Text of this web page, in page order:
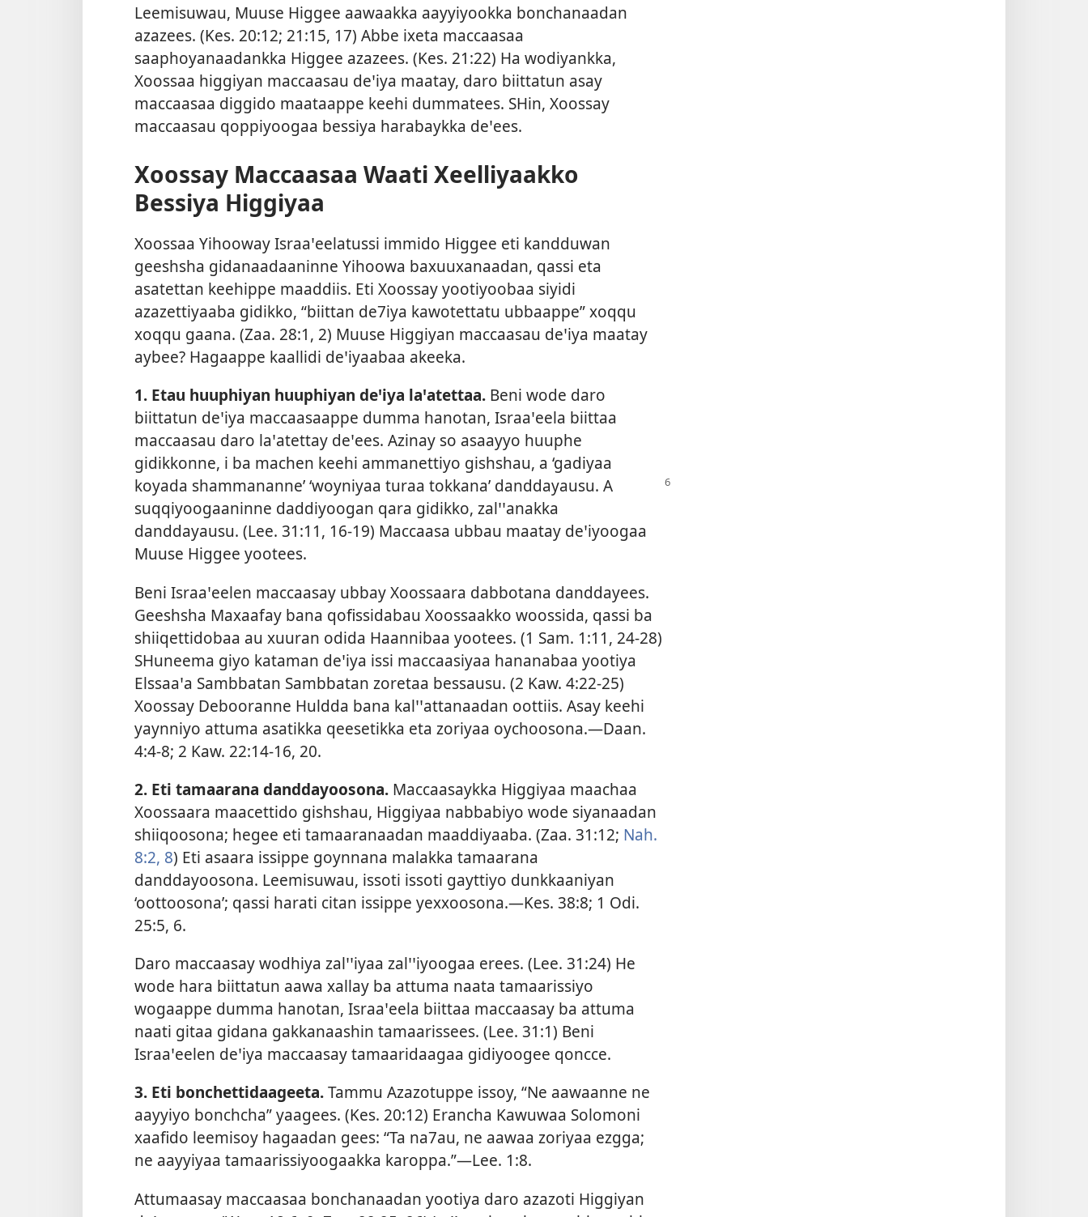
Leemisuwau, Muuse Higgee aawaakka aayyiyookka bonchanaadan
azazees. (Kes. 20:12; 21:15, 17) Abbe ixeta maccaasaa
saaphoyanaadankka Higgee azazees. (Kes. 21:22) Ha wodiyankka,
Xoossaa higgiyan maccaasau deꞌiya maatay, daro biittatun asay
maccaasaa diggido maataappe keehi dummatees. SHin, Xoossay
maccaasau qoppiyoogaa bessiya harabaykka deꞌees.
Xoossay Maccaasaa Waati Xeelliyaakko
Bessiya Higgiyaa
Xoossaa Yihooway Israaꞌeelatussi immido Higgee eti kandduwan
geeshsha gidanaadaaninne Yihoowa baxuuxanaadan, qassi eta
asatettan keehippe maaddiis. Eti Xoossay yootiyoobaa siyidi
azazettiyaaba gidikko, “biittan de7iya kawotettatu ubbaappe” xoqqu
xoqqu gaana. (Zaa. 28:1, 2) Muuse Higgiyan maccaasau deꞌiya maatay
aybee? Hagaappe kaallidi deꞌiyaabaa akeeka.
1. Etau huuphiyan huuphiyan deꞌiya laꞌatettaa. Beni wode daro
biittatun deꞌiya maccaasaappe dumma hanotan, Israaꞌeela biittaa
maccaasau daro laꞌatettay deꞌees. Azinay so asaayyo huuphe
gidikkonne, i ba machen keehi ammanettiyo gishshau, a ‘gadiyaa
koyada shammananne’ ‘woyniyaa turaa tokkana’ danddayausu. A
suqqiyoogaaninne daddiyoogan qara gidikko, zalꞌꞌanakka
danddayausu. (Lee. 31:11, 16-19) Maccaasa ubbau maatay deꞌiyoogaa
Muuse Higgee yootees.
Beni Israaꞌeelen maccaasay ubbay Xoossaara dabbotana danddayees.
Geeshsha Maxaafay bana qofissidabau Xoossaakko woossida, qassi ba
shiiqettidobaa au xuuran odida Haannibaa yootees. (1 Sam. 1:11, 24-28)
SHuneema giyo kataman deꞌiya issi maccaasiyaa hananabaa yootiya
Elssaaꞌa Sambbatan Sambbatan zoretaa bessausu. (2 Kaw. 4:22-25)
Xoossay Debooranne Huldda bana kalꞌꞌattanaadan oottiis. Asay keehi
yaynniyo attuma asatikka qeesetikka eta zoriyaa oychoosona.—Daan.
4:4-8; 2 Kaw. 22:14-16, 20.
2. Eti tamaarana danddayoosona. Maccaasaykka Higgiyaa maachaa
Xoossaara maacettido gishshau, Higgiyaa nabbabiyo wode siyanaadan
shiiqoosona; hegee eti tamaaranaadan maaddiyaaba. (Zaa. 31:12; Nah.
8:2, 8) Eti asaara issippe goynnana malakka tamaarana
danddayoosona. Leemisuwau, issoti issoti gayttiyo dunkkaaniyan
‘oottoosona’; qassi harati citan issippe yexxoosona.—Kes. 38:8; 1 Odi.
25:5, 6.
Daro maccaasay wodhiya zalꞌꞌiyaa zalꞌꞌiyoogaa erees. (Lee. 31:24) He
wode hara biittatun aawa xallay ba attuma naata tamaarissiyo
wogaappe dumma hanotan, Israaꞌeela biittaa maccaasay ba attuma
naati gitaa gidana gakkanaashin tamaarissees. (Lee. 31:1) Beni
Israaꞌeelen deꞌiya maccaasay tamaaridaagaa gidiyoogee qoncce.
3. Eti bonchettidaageeta.Tammu Azazotuppe issoy, “Ne aawaanne ne
aayyiyo bonchcha” yaagees. (Kes. 20:12) Erancha Kawuwaa Solomoni
xaafido leemisoy hagaadan gees: “Ta na7au, ne aawaa zoriyaa ezgga;
ne aayyiyaa tamaarissiyoogaakka karoppa.”—Lee. 1:8.
Attumaasay maccaasaa bonchanaadan yootiya daro azazoti Higgiyan